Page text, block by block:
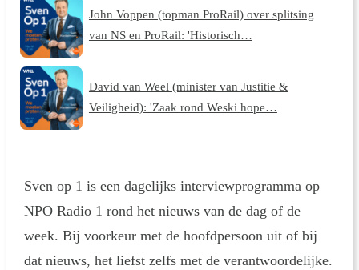
John Voppen (topman ProRail) over splitsing
van NS en ProRail: 'Historisch…
David van Weel (minister van Justitie &
Veiligheid): 'Zaak rond Weski hope…
Sven op 1 is een dagelijks interviewprogramma op
NPO Radio 1 rond het nieuws van de dag of de
week. Bij voorkeur met de hoofdpersoon uit of bij
dat nieuws, het liefst zelfs met de verantwoordelijke.